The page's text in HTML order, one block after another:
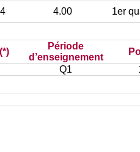
4 4.00 1er
Période
d’enseignement
Q1